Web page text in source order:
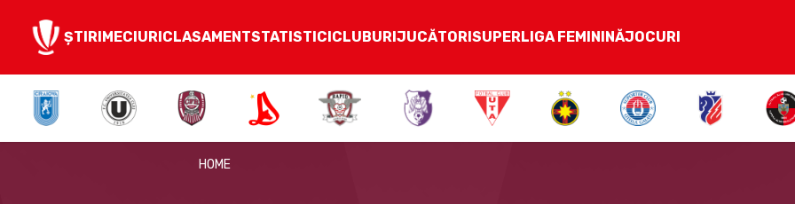
ȘTIRIMECIURICLASAMENTSTATISTICICLUBURIJUCĂTORISUPERLIGA FEMININĂJOCURI
HOME